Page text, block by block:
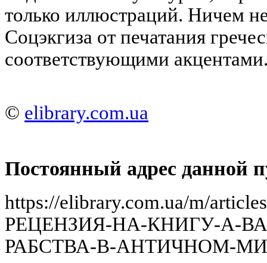
только иллюстраций. Ничем
Соцэкгиза от печатания
соответствующими
© elibrary.com.ua
Постоянный адрес данной
https://elibrary.com.ua/m/
РЕЦЕНЗИЯ-НА-КНИГУ-А-
РАБСТВА-В-АНТИЧНОМ-